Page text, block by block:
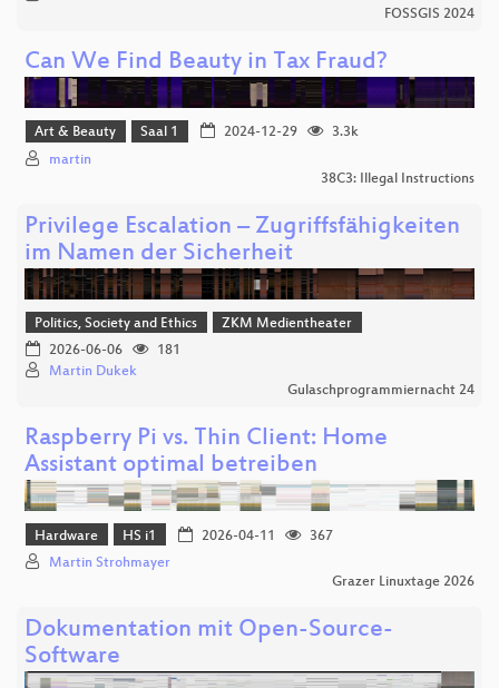
FOSSGIS 2024
Can We Find Beauty in Tax Fraud?
Art & Beauty Saal 1 2024-12-29
3.3k
martin
38C3: Illegal Instructions
Privilege Escalation – Zugriffsfähigkeiten
im Namen der Sicherheit
Politics, Society and Ethics
ZKM Medientheater
2026-06-06
181
Martin Dukek
Gulaschprogrammiernacht 24
Raspberry Pi vs. Thin Client: Home
Assistant optimal betreiben
Hardware HS i1 2026-04-11
367
Martin Strohmayer
Grazer Linuxtage 2026
Dokumentation mit Open-Source-
Software